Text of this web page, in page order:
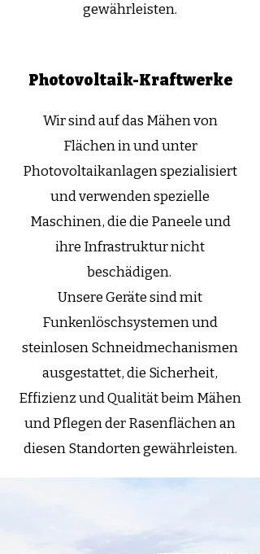
gewährleisten.
Photovoltaik-Kraftwerke
Wir sind auf das Mähen von
Flächen in und unter
Photovoltaikanlagen spezialisiert
und verwenden spezielle
Maschinen, die die Paneele und
ihre Infrastruktur nicht
beschädigen.
Unsere Geräte sind mit
Funkenlöschsystemen und
steinlosen Schneidmechanismen
ausgestattet, die Sicherheit,
Effizienz und Qualität beim Mähen
und Pflegen der Rasenflächen an
diesen Standorten gewährleisten.